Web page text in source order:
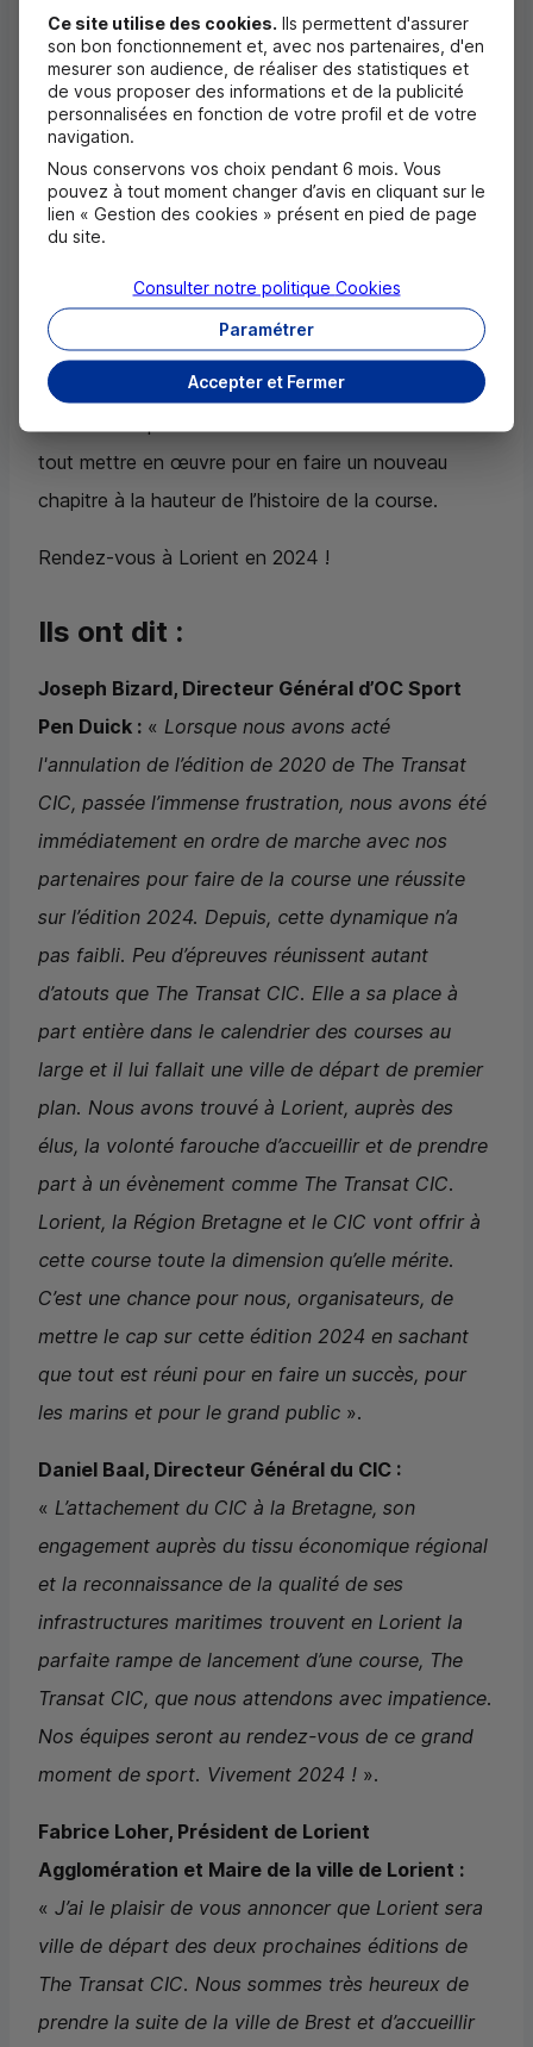
sportivement très relevées.
SiOCSport Pen Duick et l’ensemble des marins qui
ontThe Transat CICen ligne de mire ne peuvent
que se réjouir de cette annonce d’un départ de
Lorient en 2024 et de l’implication forte des acteurs
locaux, rien n’aurait été possible sans les grands
Région Bretagne avaient en effet assuré les
organisateurs de leur soutien dans la continuité. Une
fidélité et un engagement qui permettent aujourd’hui
tout mettre en œuvre pour en faire un nouveau
chapitre à la hauteur de l’histoire de la course.
Rendez-vous à Lorient en 2024 !
Ils ont dit :
Joseph Bizard, Directeur Général d’OC Sport
Pen Duick : « Lorsque nous avons acté
l'annulation de l’édition de 2020 de The Transat
CIC, passée l’immense frustration, nous avons été
immédiatement en ordre de marche avec nos
partenaires pour faire de la course une réussite
sur l’édition 2024. Depuis, cette dynamique n’a
pas faibli. Peu d’épreuves réunissent autant
d’atouts que The Transat CIC. Elle a sa place à
part entière dans le calendrier des courses au
large et il lui fallait une ville de départ de premier
plan. Nous avons trouvé à Lorient, auprès des
élus, la volonté farouche d’accueillir et de prendre
part à un évènement comme The Transat CIC.
Lorient, la Région Bretagne et le CIC vont offrir à
cette course toute la dimension qu’elle mérite.
C’est une chance pour nous, organisateurs, de
mettre le cap sur cette édition 2024 en sachant
que tout est réuni pour en faire un succès, pour
les marins et pour le grand public ».
Daniel Baal, Directeur Général du CIC :
« L’attachement du CIC à la Bretagne, son
engagement auprès du tissu économique régional
et la reconnaissance de la qualité de ses
infrastructures maritimes trouvent en Lorient la
parfaite rampe de lancement d’une course, The
Transat CIC, que nous attendons avec impatience.
Nos équipes seront au rendez-vous de ce grand
moment de sport. Vivement 2024 ! ».
Fabrice Loher, Président de Lorient
Agglomération et Maire de la ville de Lorient :
« J’ai le plaisir de vous annoncer que Lorient sera
ville de départ des deux prochaines éditions de
The Transat CIC. Nous sommes très heureux de
prendre la suite de la ville de Brest et d’accueillir
Ce site utilise des cookies. Ils permettent d'assurer
son bon fonctionnement et, avec nos partenaires, d'en
mesurer son audience, de réaliser des statistiques et
de vous proposer des informations et de la publicité
personnalisées en fonction de votre profil et de votre
navigation.
Nous conservons vos choix pendant 6 mois. Vous
pouvez à tout moment changer d’avis en cliquant sur le
lien « Gestion des cookies » présent en pied de page
du site.
Accepter et Fermer
Paramétrer
Consulter notre politique Cookies